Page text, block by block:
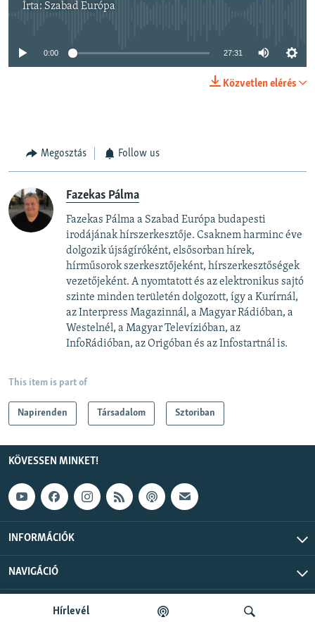
Hírlevél
Írta: Szabad Európa
Jelenleg nincs elérhető tartalom
0:00 27:31
Közvetlen elérés
Megosztás Follow us
Fazekas Pálma
Fazekas Pálma a Szabad Európa budapesti
irodájának hírszerkesztője. Csaknem harminc éve
dolgozik újságíróként, elsősorban hírek,
hírműsorok szerkesztőjeként, hírszerkesztőségek
vezetőjeként. A nyomtatott és az elektronikus sajtó
szinte minden területén dolgozott, így a Kurírnál,
az Interpress Magazinnál, a Magyar Rádióban, a
Westelnél, a Magyar Televízióban, az
InfoRádióban, az Origóban és az Infostartnál is.
This item is part of
Napirenden Társadalom Sztoriban
KÖVESSEN MINKET!
INFORMÁCIÓK
NAVIGÁCIÓ
Szabad Európa © 2026 RFE/RL, Inc. Minden jog fenntartva.